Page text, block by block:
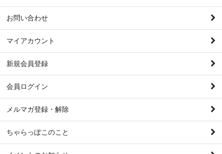
お問い合わせ
マイアカウント
新規会員登録
会員ログイン
メルマガ登録・解除
ちゃらっぽこのこと